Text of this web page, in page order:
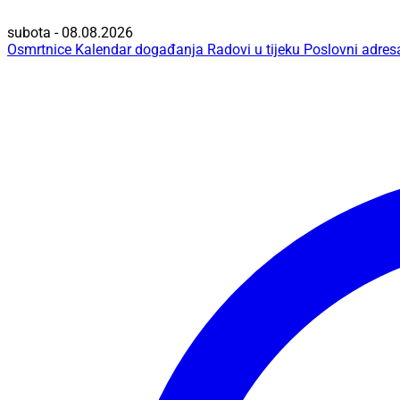
subota - 08.08.2026
Osmrtnice Kalendar događanja Radovi u tijeku Poslovni